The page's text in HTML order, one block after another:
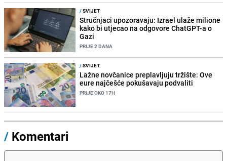
/SVIJET
Stručnjaci upozoravaju: Izrael ulaže milione
kako bi utjecao na odgovore ChatGPT-a o
Gazi
PRIJE 2 DANA
/SVIJET
Lažne novčanice preplavljuju tržište: Ove
eure najčešće pokušavaju podvaliti
PRIJE OKO 17H
/ Komentari